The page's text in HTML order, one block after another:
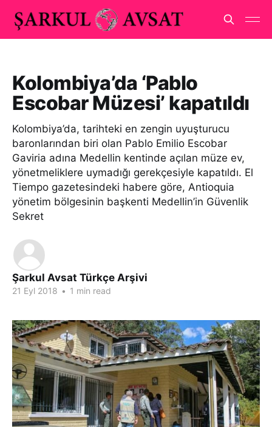
Kolombiya’da ‘Pablo
Escobar Müzesi’ kapatıldı
Kolombiya’da, tarihteki en zengin uyuşturucu
baronlarından biri olan Pablo Emilio Escobar
Gaviria adına Medellin kentinde açılan müze ev,
yönetmeliklere uymadığı gerekçesiyle kapatıldı. El
Tiempo gazetesindeki habere göre, Antioquia
yönetim bölgesinin başkenti Medellin’in Güvenlik
Sekret
Şarkul Avsat Türkçe Arşivi
21 Eyl 2018 • 1 min read